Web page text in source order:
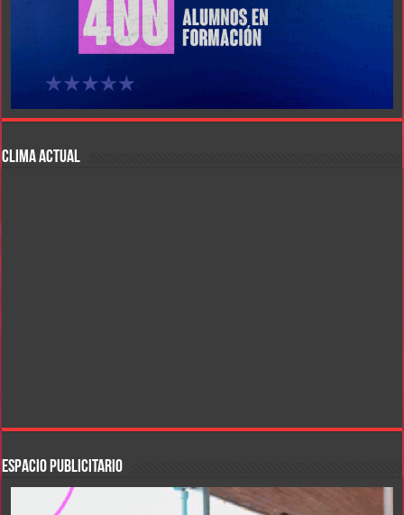
CLIMA ACTUAL
ESPACIO PUBLICITARIO